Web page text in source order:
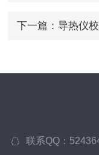
下一篇： 导热仪校准
联系QQ：